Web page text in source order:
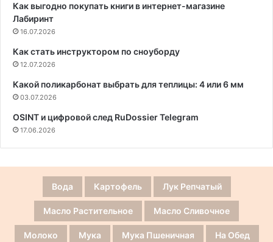
Как выгодно покупать книги в интернет-магазине
Лабиринт
16.07.2026
Как стать инструктором по сноуборду
12.07.2026
Какой поликарбонат выбрать для теплицы: 4 или 6 мм
03.07.2026
OSINT и цифровой след RuDossier Telegram
17.06.2026
Вода Картофель Лук Репчатый
Масло Растительное Масло Сливочное
Молоко Мука Мука Пшеничная На Обед